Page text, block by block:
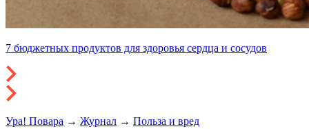
7 бюджетных продуктов для здоровья сердца и сосудов
Ура! Повара → Журнал → Польза и вред